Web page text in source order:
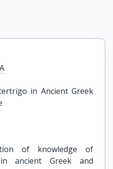
in Ancient Greek
of knowledge of
ancient Greek and